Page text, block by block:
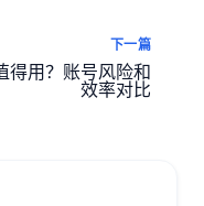
下一篇
得用？账号风险和
效率对比